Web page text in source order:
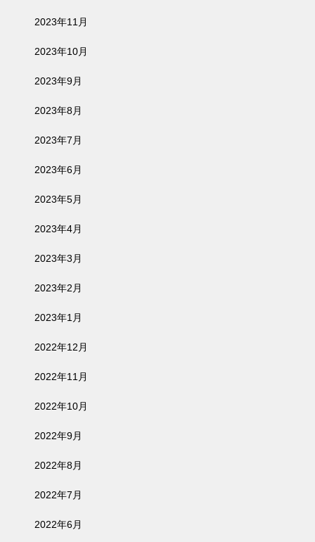
2023年11月
2023年10月
2023年9月
2023年8月
2023年7月
2023年6月
2023年5月
2023年4月
2023年3月
2023年2月
2023年1月
2022年12月
2022年11月
2022年10月
2022年9月
2022年8月
2022年7月
2022年6月